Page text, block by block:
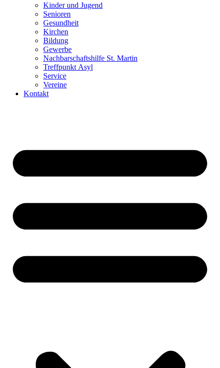
Kinder und Jugend
Senioren
Gesundheit
Kirchen
Bildung
Gewerbe
Nachbarschaftshilfe St. Martin
Treffpunkt Asyl
Service
Vereine
Kontakt